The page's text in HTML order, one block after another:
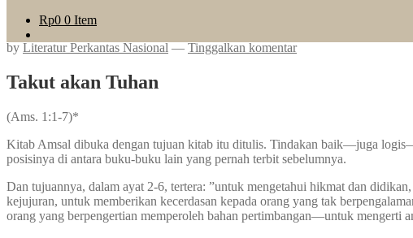
Rp0 0 Item
by Literatur Perkantas Nasional — Tinggalkan komentar
Takut akan Tuhan
(Ams. 1:1-7)*
Kitab Amsal dibuka dengan tujuan kitab itu ditulis. Tindakan baik—juga
posisinya di antara buku-buku lain yang pernah terbit sebelumnya.
Dan tujuannya, dalam ayat 2-6, tertera: ”untuk mengetahui hikmat dan
kejujuran, untuk memberikan kecerdasan kepada orang yang tak
orang yang berpengertian memperoleh bahan pertimbangan—untuk mengerti